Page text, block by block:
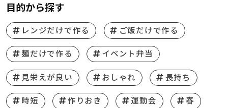
目的から探す
レンジだけで作る ご飯だけで作る
麺だけで作る イベント弁当
見栄えが良い おしゃれ 長持ち
時短 作りおき 運動会 春